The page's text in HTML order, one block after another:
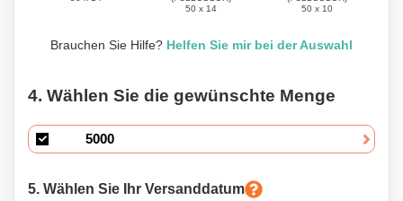
50 x 14
50 x 10
Brauchen Sie Hilfe? Helfen Sie mir bei der Auswahl
4. Wählen Sie die gewünschte Menge
5. Wählen Sie Ihr Versanddatum